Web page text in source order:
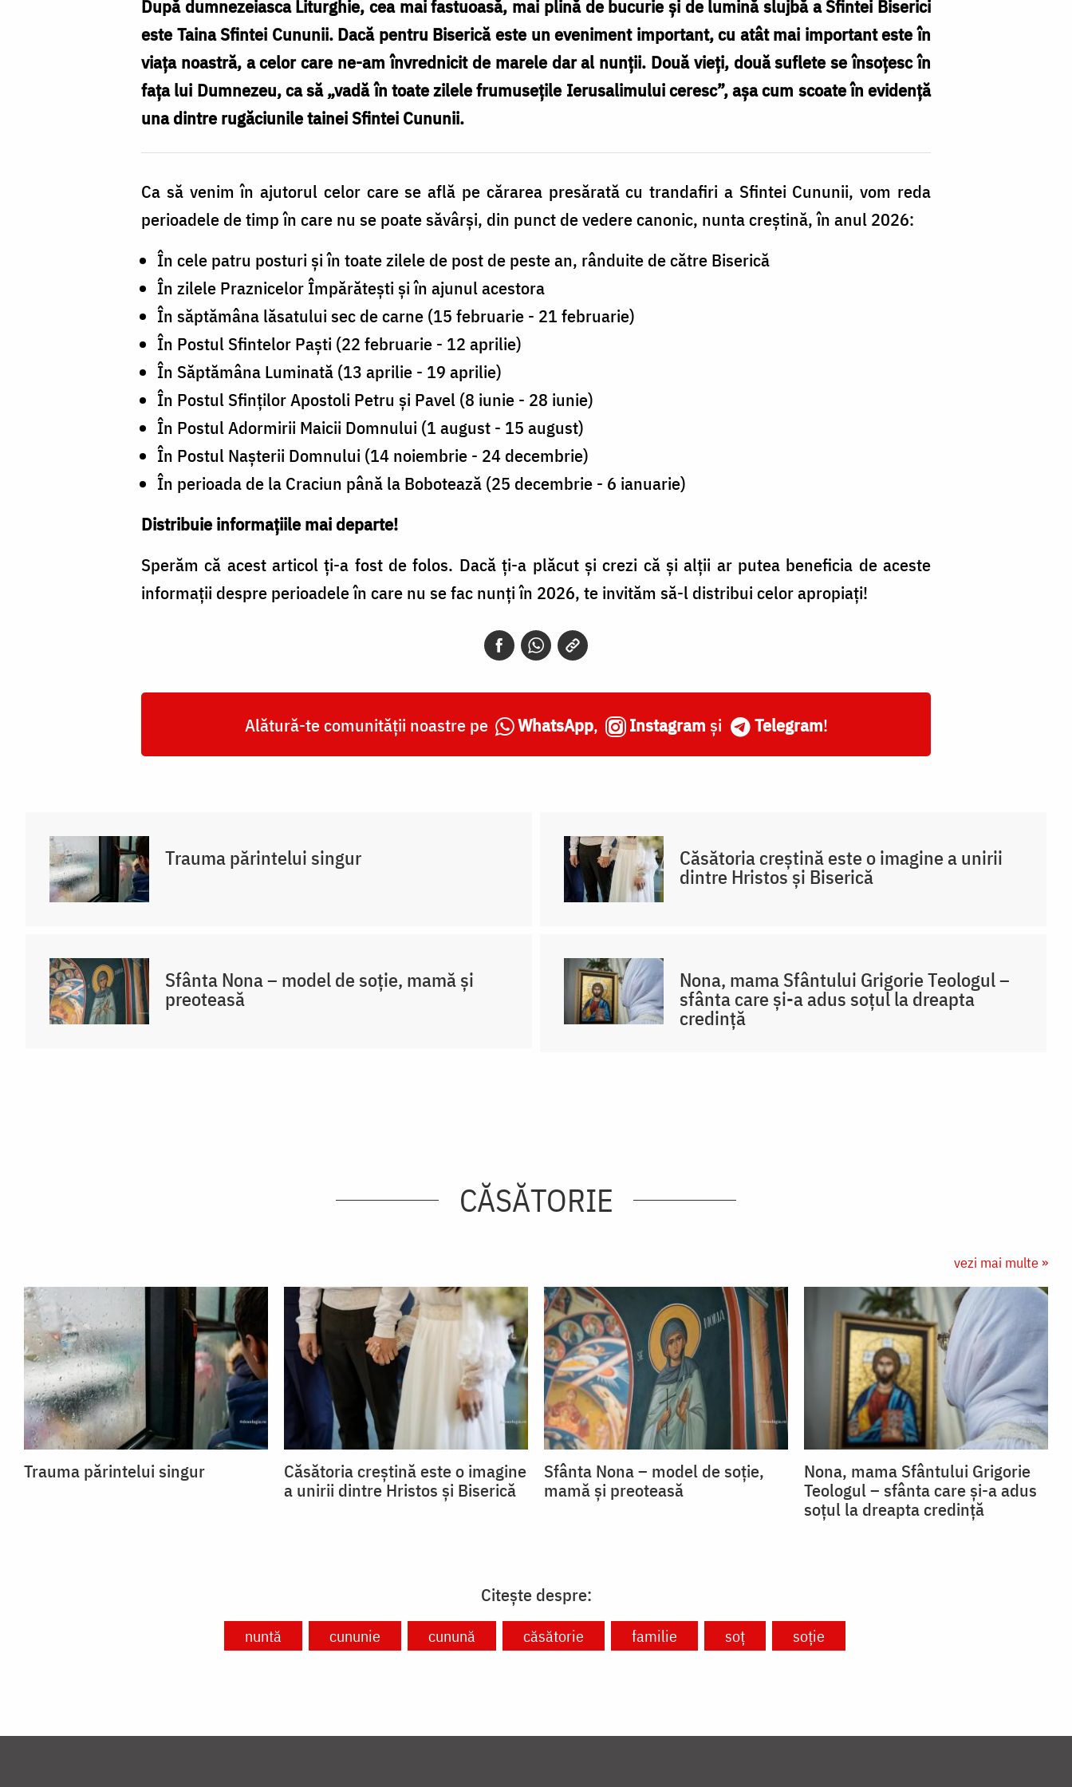
După dumnezeiasca Liturghie, cea mai fastuoasă, mai plină de bucurie și de lumină slujbă a Sfintei Biserici
este Taina Sfintei Cununii. Dacă pentru Biserică este un eveniment important, cu atât mai important este în
viața noastră, a celor care ne-am învrednicit de marele dar al nunții. Două vieți, două suflete se însoțesc în
fața lui Dumnezeu, ca să „vadă în toate zilele frumusețile Ierusalimului ceresc”, așa cum scoate în evidență
una dintre rugăciunile tainei Sfintei Cununii.
Ca să venim în ajutorul celor care se află pe cărarea presărată cu trandafiri a Sfintei Cununii, vom reda
perioadele de timp în care nu se poate săvârși, din punct de vedere canonic, nunta creștină, în anul 2026:
În cele patru posturi și în toate zilele de post de peste an, rânduite de către Biserică
În zilele Praznicelor Împărătești și în ajunul acestora
În săptămâna lăsatului sec de carne (15 februarie - 21 februarie)
În Postul Sfintelor Paști (22 februarie - 12 aprilie)
În Săptămâna Luminată (13 aprilie - 19 aprilie)
În Postul Sfinților Apostoli Petru și Pavel (8 iunie - 28 iunie)
În Postul Adormirii Maicii Domnului (1 august - 15 august)
În Postul Nașterii Domnului (14 noiembrie - 24 decembrie)
În perioada de la Craciun până la Bobotează (25 decembrie - 6 ianuarie)
Distribuie informațiile mai departe!
Sperăm că acest articol ți-a fost de folos. Dacă ți-a plăcut și crezi că și alții ar putea beneficia de aceste
informații despre perioadele în care nu se fac nunți în 2026, te invităm să-l distribui celor apropiați!
Alătură-te comunității noastre pe WhatsApp, Instagram și Telegram!
Trauma părintelui singur Căsătoria creștină este o imagine a unirii
dintre Hristos și Biserică
Sfânta Nona – model de soție, mamă și
preoteasă
Nona, mama Sfântului Grigorie Teologul –
sfânta care și-a adus soțul la dreapta
credință
CĂSĂTORIE
vezi mai multe »
Trauma părintelui singur
Căsătoria creștină este o imagine
a unirii dintre Hristos și Biserică
Sfânta Nona – model de soție,
mamă și preoteasă
Nona, mama Sfântului Grigorie
Teologul – sfânta care și-a adus
soțul la dreapta credință
Citește despre:
nuntă cununie cunună căsătorie familie soț soție